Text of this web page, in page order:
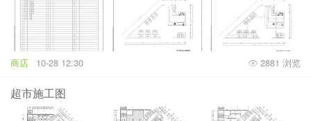
商店 10-28 12:30 2881 浏览
超市施工图